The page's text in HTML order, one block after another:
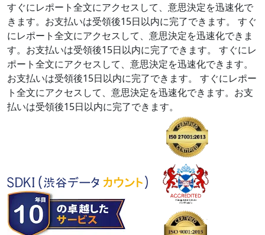
すぐにレポート全文にアクセスして、意思決定を迅速化で
きます。お支払いは受領後15日以内に完了できます。
すぐ
にレポート全文にアクセスして、意思決定を迅速化できま
す。お支払いは受領後15日以内に完了できます。
すぐにレ
ポート全文にアクセスして、意思決定を迅速化できます。
お支払いは受領後15日以内に完了できます。
すぐにレポー
ト全文にアクセスして、意思決定を迅速化できます。お支
払いは受領後15日以内に完了できます。